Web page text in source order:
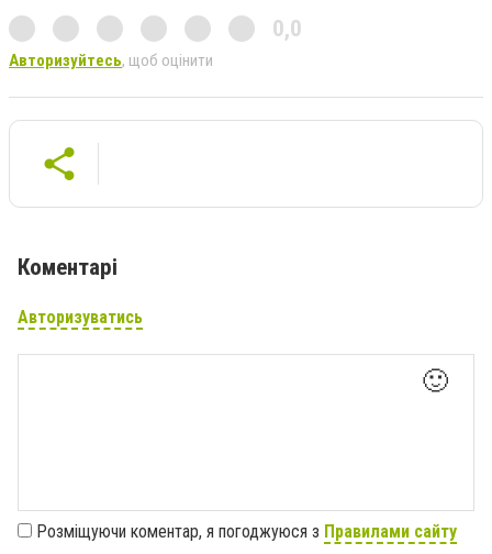
0,0
Авторизуйтесь, щоб оцінити
Коментарі
Авторизуватись
🙂
Розміщуючи коментар, я погоджуюся з Правилами сайту